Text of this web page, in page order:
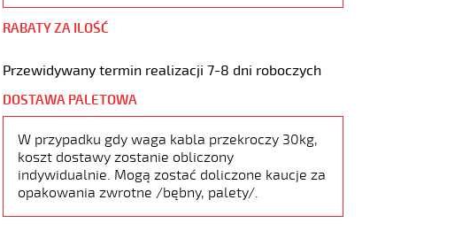
RABATY ZA ILOŚĆ
Przewidywany termin realizacji 7-8 dni roboczych
DOSTAWA PALETOWA
W przypadku gdy waga kabla przekroczy 30kg,
koszt dostawy zostanie obliczony
indywidualnie. Mogą zostać doliczone kaucje za
opakowania zwrotne /bębny, palety/.